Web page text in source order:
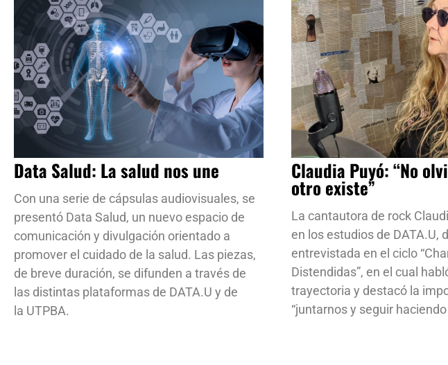
Data Salud: La salud nos une
Con una serie de cápsulas audiovisuales, se
presentó Data Salud, un nuevo espacio de
comunicación y divulgación orientado a
promover el cuidado de la salud. Las piezas,
de breve duración, se difunden a través de
las distintas plataformas de DATA.U y de
la UTPBA.
Claudia Puyó: “No
otro existe”
La cantautora de rock
en los estudios de DATA.U,
entrevistada en el ciclo
Distendidas”, en el cual
trayectoria y destacó la
“juntarnos y seguir haciendo